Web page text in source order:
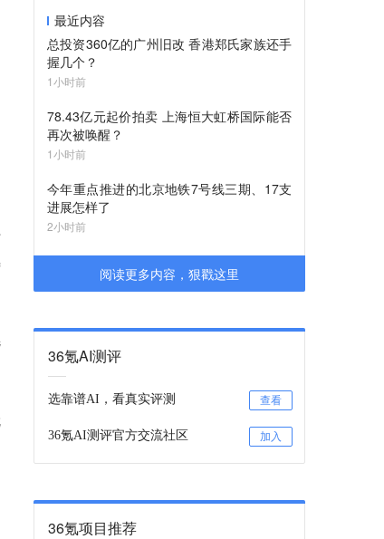
最近内容
总投资360亿的广州旧改 香港郑氏家族还手
握几个？
1小时前
78.43亿元起价拍卖 上海恒大虹桥国际能否
再次被唤醒？
1小时前
今年重点推进的北京地铁7号线三期、17支
进展怎样了
2小时前
阅读更多内容，狠戳这里
36氪AI测评
选靠谱AI，看真实评测 查看
36氪AI测评官方交流社区 加入
36氪项目推荐